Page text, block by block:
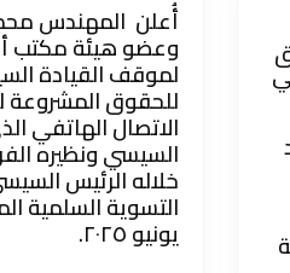
أُعلن المهندس
وعضو هيئة مكتب
لموقف القيادة
للحقوق
الاتصال الهاتفي
السيسي ونظيره
خلاله الرئيس
التسوية السلمية
يونيو ٢٠٢٥.